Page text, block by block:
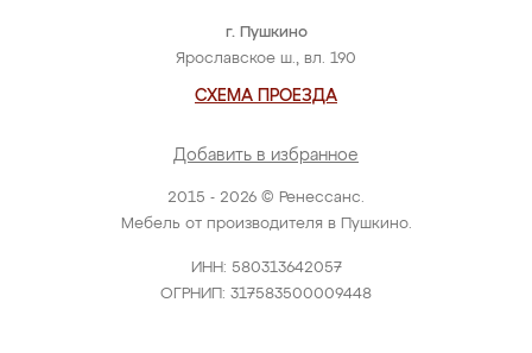
2015 - 2026 © Ренессанс.
Мебель от производителя в Пушкино.
ИНН: 580313642057
ОГРНИП: 317583500009448
г. Пушкино
Ярославское ш., вл. 190
СХЕМА ПРОЕЗДА
Добавить в избранное